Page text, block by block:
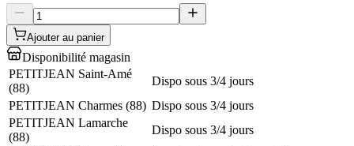
Ajouter au panier
Disponibilité magasin
PETITJEAN Saint-Amé
(88)
Dispo sous 3/4 jours
PETITJEAN Charmes (88) Dispo sous 3/4 jours
PETITJEAN Lamarche
(88)
Dispo sous 3/4 jours